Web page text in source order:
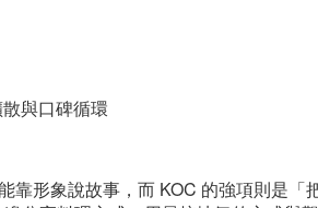
與口碑循環
靠形象說故事，而 KOC 的強項則是「